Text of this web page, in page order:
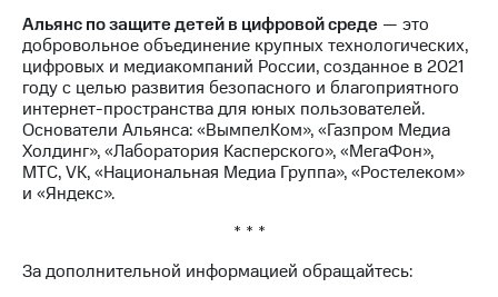
Альянс по защите детей в цифровой среде — это
добровольное объединение крупных технологических,
цифровых и медиакомпаний России, созданное в 2021
году с целью развития безопасного и благоприятного
интернет-пространства для юных пользователей.
Основатели Альянса: «ВымпелКом», «Газпром Медиа
Холдинг», «Лаборатория Касперского», «МегаФон»,
МТС, VK, «Национальная Медиа Группа», «Ростелеком»
и «Яндекс».
* * *
За дополнительной информацией обращайтесь: